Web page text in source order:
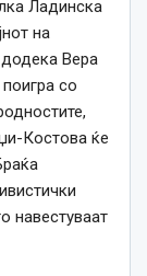
Ладинска
на
додека Вера
со
Костова ќе
навестуваат